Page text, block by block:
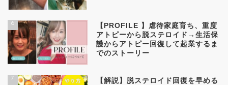
6
【PROFILE 】虐待家庭育ち、重度
アトピーから脱ステロイド→生活保
護からアトピー回復して起業するま
でのストーリー
7
【解説】脱ステロイド回復を早める